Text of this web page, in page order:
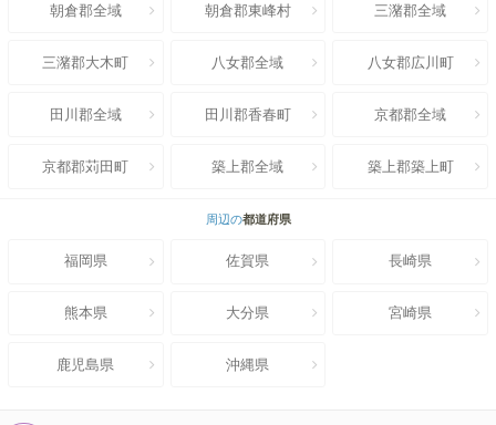
朝倉郡全域 朝倉郡東峰村 三潴郡全域
三潴郡大木町 八女郡全域 八女郡広川町
田川郡全域 田川郡香春町 京都郡全域
京都郡苅田町 築上郡全域 築上郡築上町
周辺の都道府県
福岡県 佐賀県 長崎県
熊本県 大分県 宮崎県
鹿児島県 沖縄県